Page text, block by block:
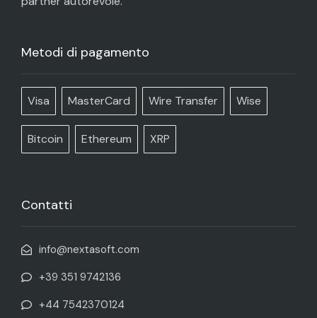
Metodi di pagamento
Visa MasterCard Wire Transfer Wise
Bitcoin Ethereum XRP
Contatti
info@nextasoft.com
+39 351 9742136
+44 7542370124